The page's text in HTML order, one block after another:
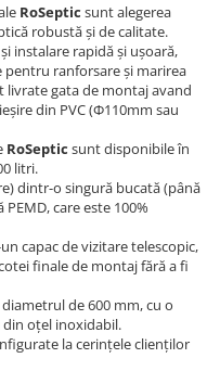
RoSeptic sunt alegerea
robustă și de calitate.
instalare rapidă și ușoară,
ranforsare și marirea
livrate gata de montaj avand
din PVC (Φ110mm sau
RoSeptic sunt disponibile în
litri.
dintr-o singură bucată (până
care este 100%
capac de vizitare telescopic,
finale de montaj fără a fi
de 600 mm, cu o
oțel inoxidabil.
la cerințele clienților